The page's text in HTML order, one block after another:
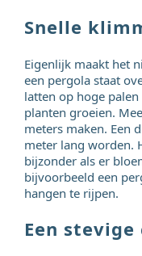
Snelle
Eigenlijk maakt het
een pergola staat
latten op hoge
planten groeien.
meters maken. Een
meter lang worden.
bijzonder als er
bijvoorbeeld een
hangen te rijpen.
Een